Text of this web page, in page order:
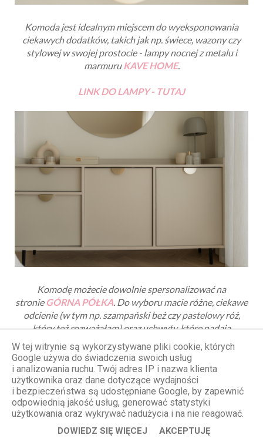
Komoda jest idealnym miejscem do wyeksponowania
ciekawych dodatków, takich jak np. świece, wazony czy
stylowej w swojej prostocie - lampy nocnej z metalu i
marmuruKAVE HOME.
LINK DO LAMPY - TUTAJ
Komodę możecie dowolnie spersonalizować na
stronie GÓRNA PÓŁKA . Do wyboru macie różne, ciekawe
odcienie (w tym np. szampański beż czy pastelowy róż,
który też rozważałam) oraz uchwyty, które nadają
komodzie charakteru.
W tej witrynie są wykorzystywane pliki cookie, których
Google używa do świadczenia swoich usług
i analizowania ruchu. Twój adres IP i nazwa klienta
użytkownika oraz dane dotyczące wydajności
i bezpieczeństwa są udostępniane Google, by zapewnić
odpowiednią jakość usług, generować statystyki
użytkowania oraz wykrywać nadużycia i na nie reagować.
DOWIEDZ SIĘ WIĘCEJ AKCEPTUJĘ